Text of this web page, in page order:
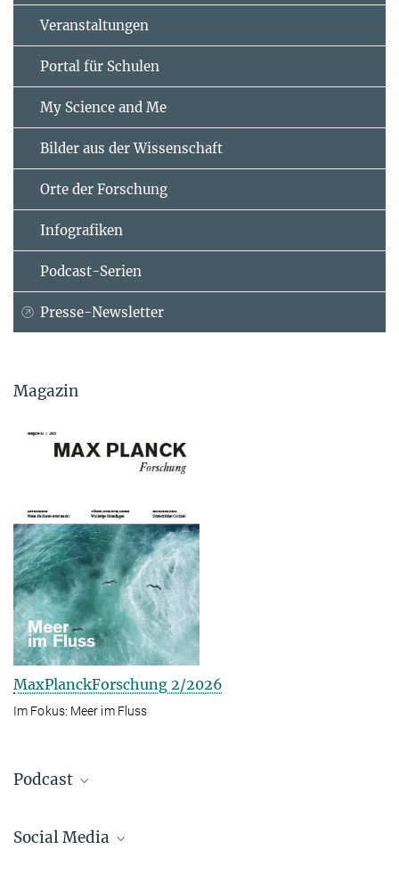
Veranstaltungen
Portal für Schulen
My Science and Me
Bilder aus der Wissenschaft
Orte der Forschung
Infografiken
Podcast-Serien
Presse-Newsletter
Magazin
MaxPlanckForschung 2/2026
Im Fokus: Meer im Fluss
Podcast
Social Media